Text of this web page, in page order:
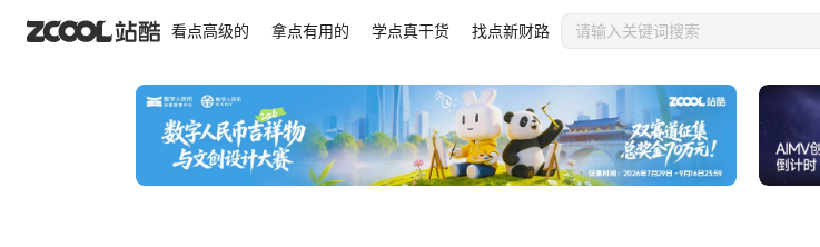
看点高级的 拿点有用的 学点真干货 找点新财路
cocolla可蔻｜巧克力品牌包装全案设计